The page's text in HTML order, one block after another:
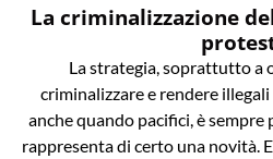
La criminalizzazione
La strategia, soprattutto a
criminalizzare e rendere
anche quando pacifici, è sempre
rappresenta di certo una novità.